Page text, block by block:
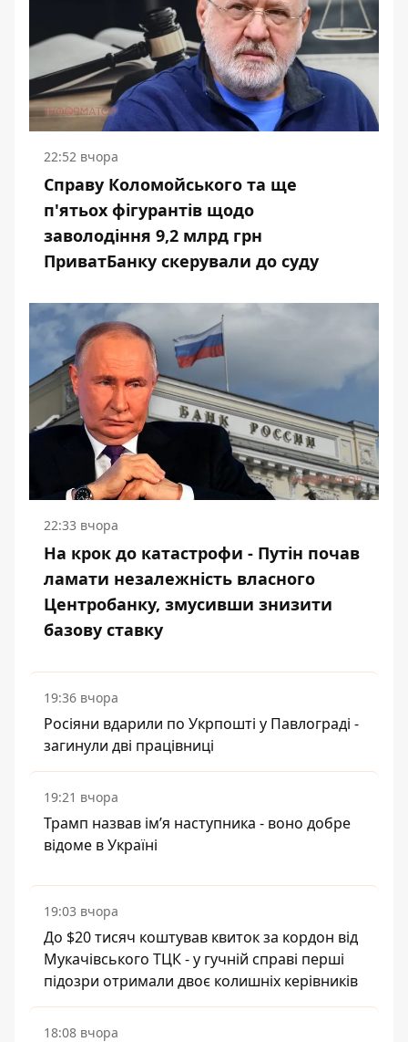
22:52 вчора
Справу Коломойського та ще
п'ятьох фігурантів щодо
заволодіння 9,2 млрд грн
ПриватБанку скерували до суду
22:33 вчора
На крок до катастрофи - Путін почав
ламати незалежність власного
Центробанку, змусивши знизити
базову ставку
19:36 вчора
Росіяни вдарили по Укрпошті у Павлограді -
загинули дві працівниці
19:21 вчора
Трамп назвав імʼя наступника - воно добре
відоме в Україні
19:03 вчора
До $20 тисяч коштував квиток за кордон від
Мукачівського ТЦК - у гучній справі перші
підозри отримали двоє колишніх керівників
18:08 вчора